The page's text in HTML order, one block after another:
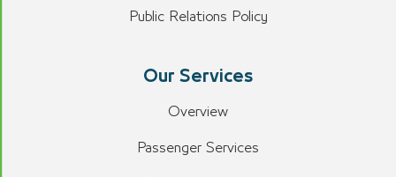
Public Relations Policy
Our Services
Overview
Passenger Services